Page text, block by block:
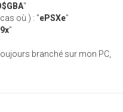
"
où ) : "ePSXe"
"
branché sur mon PC,